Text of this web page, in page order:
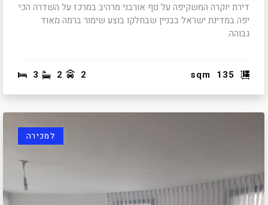
דירת יוקרה המשקיפה על נוף אורבני מרהיב במרכז על השדרה הכי
יפה במדינת ישראל בבניין שבחלקו בוצע שימור ברמה מאוד
גבוהה.
sqm 135
3 2 2
למכירה